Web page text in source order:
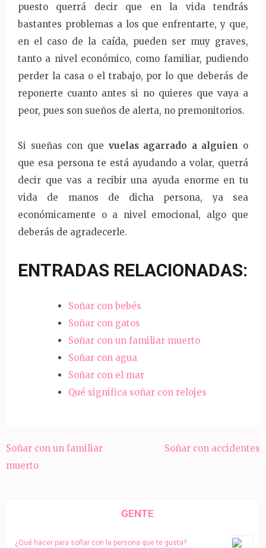
puesto querrá decir que en la vida tendrás
bastantes problemas a los que enfrentarte, y que,
en el caso de la caída, pueden ser muy graves,
tanto a nivel económico, como familiar, pudiendo
perder la casa o el trabajo, por lo que deberás de
reponerte cuanto antes si no quieres que vaya a
peor, pues son sueños de alerta, no premonitorios.
Si sueñas con que vuelas agarrado a alguien o
que esa persona te está ayudando a volar, querrá
decir que vas a recibir una ayuda enorme en tu
vida de manos de dicha persona, ya sea
económicamente o a nivel emocional, algo que
deberás de agradecerle.
ENTRADAS RELACIONADAS:
Soñar con bebés
Soñar con gatos
Soñar con un familiar muerto
Soñar con agua
Soñar con el mar
Qué significa soñar con relojes
Navegación
de
Soñar con un familiar
muerto
Soñar con accidentes
GENTE
¿Qué hacer para soñar con la persona que te gusta?